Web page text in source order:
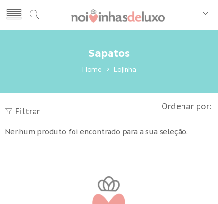
Sapatos
Home Lojinha
Filtrar Ordenar por:
Nenhum produto foi encontrado para a sua seleção.